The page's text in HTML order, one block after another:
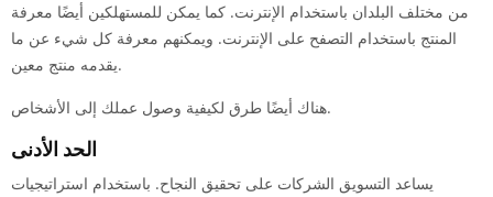
من مختلف البلدان باستخدام الإنترنت. كما يمكن للمستهلكين أيضًا معرفة
المنتج باستخدام التصفح على الإنترنت. ويمكنهم معرفة كل شيء عن ما
يقدمه منتج معين.
هناك أيضًا طرق لكيفية وصول عملك إلى الأشخاص.
الحد الأدنى
يساعد التسويق الشركات على تحقيق النجاح. باستخدام استراتيجيات